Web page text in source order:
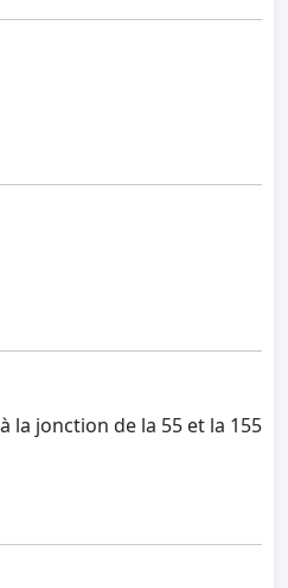
la jonction de la 55 et la 155